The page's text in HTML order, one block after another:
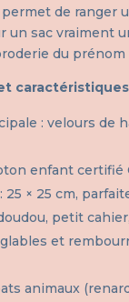
de ranger
un sac vraiment
du prénom
: velours de
enfant certifié
25 × 25 cm,
petit
et
animaux